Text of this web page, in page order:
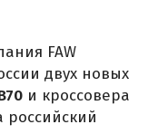
FAW
двух новых
и кроссовера